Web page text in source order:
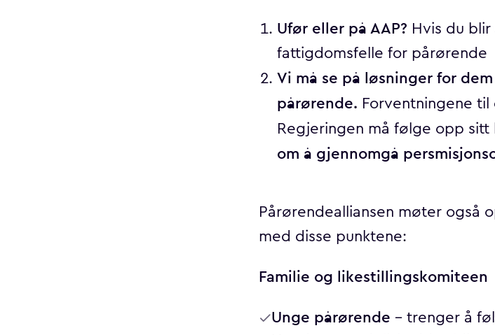
Ufør eller på AAP? Hvis du
fattigdomsfelle for pårørende
Vi må se på løsninger for
pårørende. Forventningene
Regjeringen må følge opp
om å gjennomgå
Pårørendealliansen møter også
med disse punktene:
Familie og likestillingskomiteen
Unge pårørende – trenger å